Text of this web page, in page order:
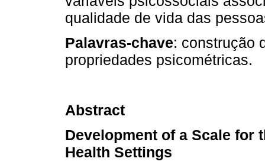
qualidade de vida das
Palavras-chave: construção
propriedades psicométricas.
Abstract
Development of a Scale for
Health Settings